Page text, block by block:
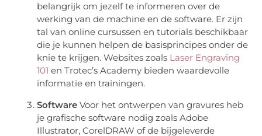
belangrijk om jezelf te informeren over de
werking van de machine en de software. Er zijn
tal van online cursussen en tutorials beschikbaar
die je kunnen helpen de basisprincipes onder de
knie te krijgen. Websites zoals Laser Engraving
101 enTrotec’s Academy bieden waardevolle
informatie en trainingen.
Software Voor het ontwerpen van gravures heb
je grafische software nodig zoals Adobe
Illustrator, CorelDRAW of de bijgeleverde